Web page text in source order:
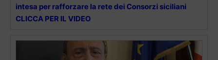
intesa per rafforzare la rete dei Consorzi siciliani
CLICCA PER IL VIDEO